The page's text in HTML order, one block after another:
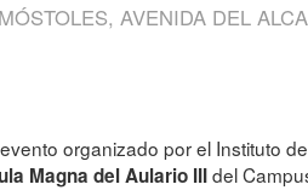
AVENIDA DEL
organizado por el Instituto
Magna del Aulario IIIdel